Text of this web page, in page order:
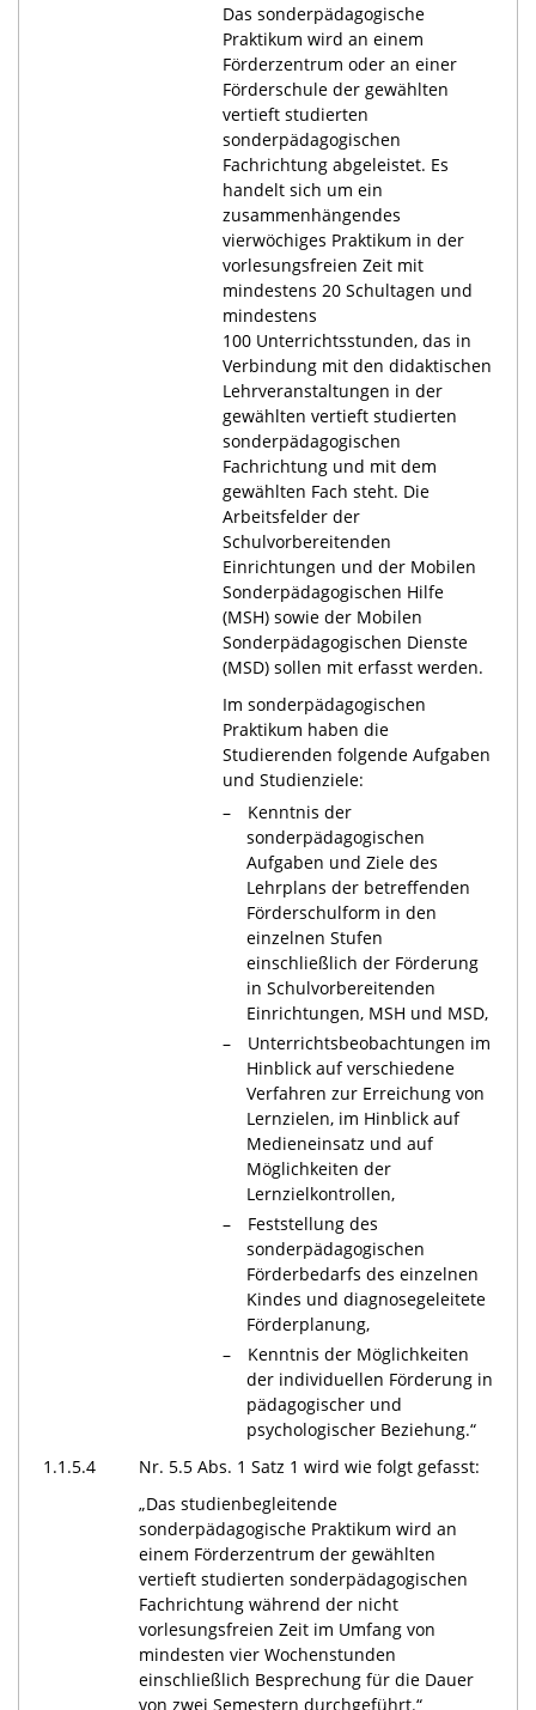
Das sonderpädagogische
Praktikum wird an einem
Förderzentrum oder an einer
Förderschule der gewählten
vertieft studierten
sonderpädagogischen
Fachrichtung abgeleistet. Es
handelt sich um ein
zusammenhängendes
vierwöchiges Praktikum in der
vorlesungsfreien Zeit mit
mindestens 20 Schultagen und
mindestens
100 Unterrichtsstunden, das in
Verbindung mit den didaktischen
Lehrveranstaltungen in der
gewählten vertieft studierten
sonderpädagogischen
Fachrichtung und mit dem
gewählten Fach steht. Die
Arbeitsfelder der
Schulvorbereitenden
Einrichtungen und der Mobilen
Sonderpädagogischen Hilfe
(MSH) sowie der Mobilen
Sonderpädagogischen Dienste
(MSD) sollen mit erfasst werden.
Im sonderpädagogischen
Praktikum haben die
Studierenden folgende Aufgaben
und Studienziele:
Kenntnis der
sonderpädagogischen
Aufgaben und Ziele des
Lehrplans der betreffenden
Förderschulform in den
einzelnen Stufen
einschließlich der Förderung
in Schulvorbereitenden
Einrichtungen, MSH und MSD,
Unterrichtsbeobachtungen im
Hinblick auf verschiedene
Verfahren zur Erreichung von
Lernzielen, im Hinblick auf
Medieneinsatz und auf
Möglichkeiten der
Lernzielkontrollen,
Feststellung des
sonderpädagogischen
Förderbedarfs des einzelnen
Kindes und diagnosegeleitete
Förderplanung,
Kenntnis der Möglichkeiten
der individuellen Förderung in
pädagogischer und
psychologischer Beziehung.“
1.1.5.4
Nr. 5.5 Abs. 1 Satz 1 wird wie folgt gefasst:
„Das studienbegleitende
sonderpädagogische Praktikum wird an
einem Förderzentrum der gewählten
vertieft studierten sonderpädagogischen
Fachrichtung während der nicht
vorlesungsfreien Zeit im Umfang von
mindesten vier Wochenstunden
einschließlich Besprechung für die Dauer
von zwei Semestern durchgeführt.“